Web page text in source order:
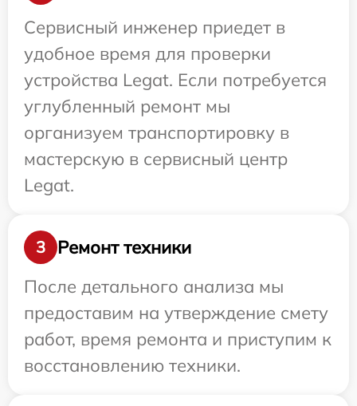
Сервисный инженер приедет в
удобное время для проверки
устройства Legat. Если потребуется
углубленный ремонт мы
организуем транспортировку в
мастерскую в сервисный центр
Legat.
3
Ремонт техники
После детального анализа мы
предоставим на утверждение смету
работ, время ремонта и приступим к
восстановлению техники.